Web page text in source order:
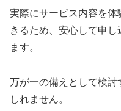
実際にサービス内容を
きるため、安心して申
ます。
万が一の備えとして検討
しれません。